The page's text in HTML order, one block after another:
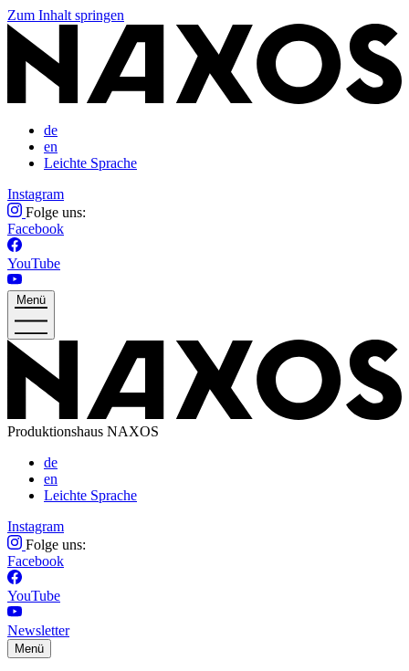
Zum Inhalt springen
de
en
Leichte Sprache
Instagram
Folge uns:
Facebook
YouTube
Menü
Produktionshaus NAXOS
de
en
Leichte Sprache
Instagram
Folge uns:
Facebook
YouTube
Newsletter
Menü